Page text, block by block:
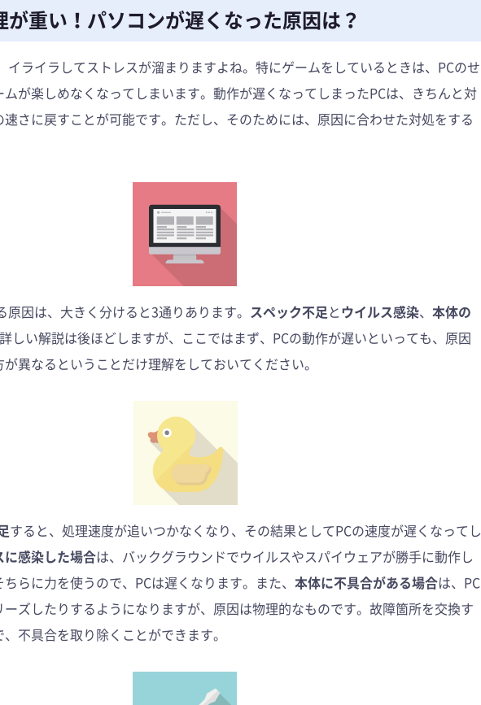
が重い！パソコンが遅くなった原因は？
イライラしてストレスが溜まりますよね。特にゲームをしているときは、PCのせ
が楽しめなくなってしまいます。動作が遅くなってしまったPCは、きちんと対
さに戻すことが可能です。ただし、そのためには、原因に合わせた対処をする
原因は、大きく分けると3通りあります。 スペック不足とウイルス感染、 本体の
しい解説は後ほどしますが、ここではまず、PCの動作が遅いといっても、原因
異なるということだけ理解をしておいてください。
すると、処理速度が追いつかなくなり、その結果としてPCの速度が遅くなってし
に感染した場合は、バックグラウンドでウイルスやスパイウェアが勝手に動作し
らに力を使うので、PCは遅くなります。また、 本体に不具合がある場合は、PC
ズしたりするようになりますが、原因は物理的なものです。故障箇所を交換す
不具合を取り除くことができます。